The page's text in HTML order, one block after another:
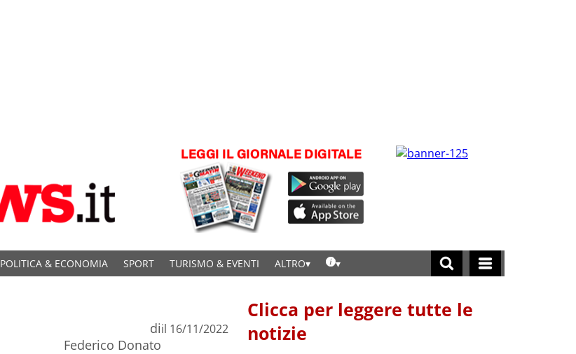
POLITICA & ECONOMIA SPORT TURISMO & EVENTI ALTRO
di
Federico Donato
il 16/11/2022
Clicca per leggere tutte le
notizie